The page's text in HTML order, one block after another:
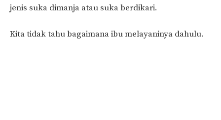
jenis suka dimanja atau suka berdikari.
Kita tidak tahu bagaimana ibu melayaninya dahulu.